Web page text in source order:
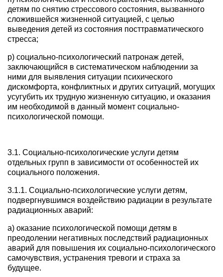
детям по снятию стрессового состояния, вызванного
сложившейся жизненной ситуацией, с целью
выведения детей из состояния посттравматического
стресса;
р) социально-психологический патронаж детей,
заключающийся в систематическом наблюдении за
ними для выявления ситуации психического
дискомфорта, конфликтных и других ситуаций, могущих
усугубить их трудную жизненную ситуацию, и оказания
им необходимой в данный момент социально-
психологической помощи.
3.1. Социально-психологические услуги детям
отдельных групп в зависимости от особенностей их
социального положения.
3.1.1. Социально-психологические услуги детям,
подвергнувшимся воздействию радиации в результате
радиационных аварий:
а) оказание психологической помощи детям в
преодолении негативных последствий радиационных
аварий для повышения их социально-психологического
самочувствия, устранения тревоги и страха за
будущее.